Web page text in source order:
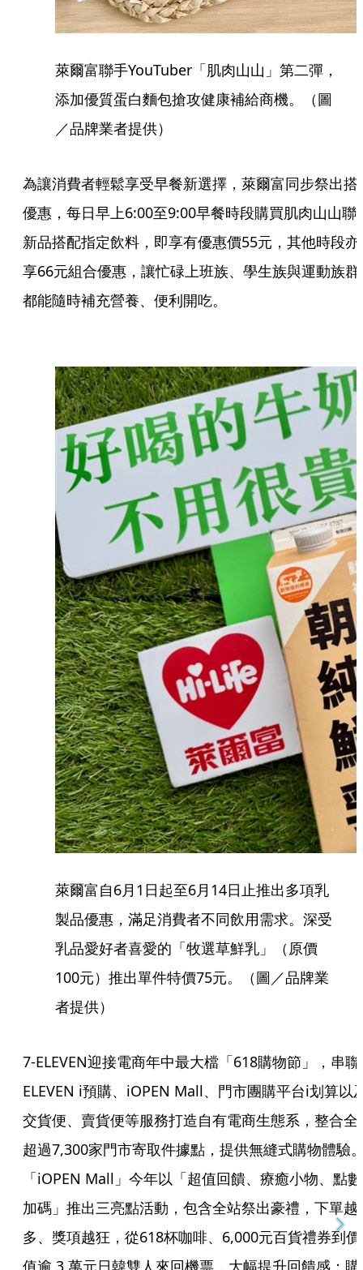
萊爾富聯手YouTuber「肌肉山山」第二彈，
添加優質蛋白麵包搶攻健康補給商機。（圖
／品牌業者提供）
為讓消費者輕鬆享受早餐新選擇，萊爾富同步祭出搭
優惠，每日早上6:00至9:00早餐時段購買肌肉山山聯
新品搭配指定飲料，即享有優惠價55元，其他時段亦
享66元組合優惠，讓忙碌上班族、學生族與運動族群
都能隨時補充營養、便利開吃。
萊爾富自6月1日起至6月14日止推出多項乳
製品優惠，滿足消費者不同飲用需求。深受
乳品愛好者喜愛的「牧選草鮮乳」（原價
100元）推出單件特價75元。（圖／品牌業
者提供）
7-ELEVEN迎接電商年中最大檔「618購物節」，串
ELEVEN i預購、iOPEN Mall、門市團購平台i划算以
交貨便、賣貨便等服務打造自有電商生態系，整合全
超過7,300家門市寄取件據點，提供無縫式購物體驗
「iOPEN Mall」今年以「超值回饋、療癒小物、點數
加碼」推出三亮點活動，包含全站祭出豪禮，下單越
多、獎項越狂，從618杯咖啡、6,000元百貨禮券到價
值逾 3 萬元日韓雙人來回機票，大幅提升回饋感；購